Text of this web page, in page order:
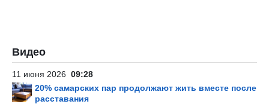
Видео
11 июня 2026 09:28
20% самарских пар продолжают жить вместе после
расставания